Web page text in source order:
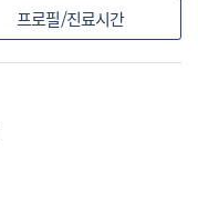
프로필/진료시간